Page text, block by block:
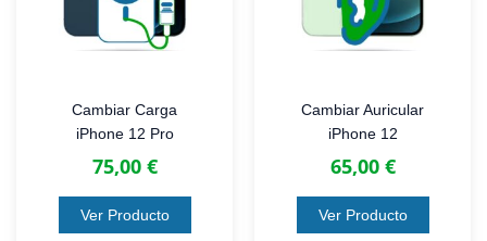
Cambiar Carga
iPhone 12 Pro
75,00 €
Ver Producto
Cambiar Auricular
iPhone 12
65,00 €
Ver Producto